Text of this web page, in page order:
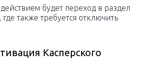
будет переход в раздел
где также требуется отключить
Касперского